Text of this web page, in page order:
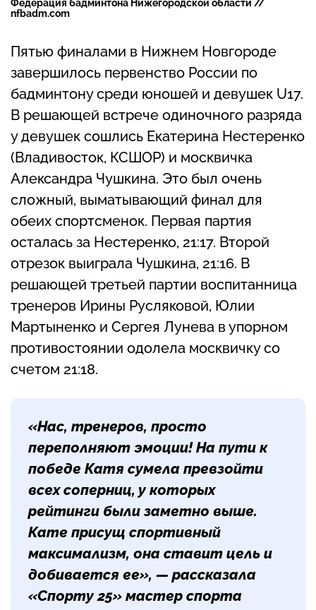
Федерация бадминтона Нижегородской области //
nfbadm.com
Пятью финалами в Нижнем Новгороде
завершилось первенство России по
бадминтону среди юношей и девушек U17.
В решающей встрече одиночного разряда
у девушек сошлись Екатерина Нестеренко
(Владивосток, КСШОР) и москвичка
Александра Чушкина. Это был очень
сложный, выматывающий финал для
обеих спортсменок. Первая партия
осталась за Нестеренко, 21:17. Второй
отрезок выиграла Чушкина, 21:16. В
решающей третьей партии воспитанница
тренеров Ирины Русляковой, Юлии
Мартыненко и Сергея Лунева в упорном
противостоянии одолела москвичку со
счетом 21:18.
«Нас, тренеров, просто
переполняют эмоции! На пути к
победе Катя сумела превзойти
всех соперниц, у которых
рейтинги были заметно выше.
Кате присущ спортивный
максимализм, она ставит цель и
добивается ее», — рассказала
«Спорту 25» мастер спорта